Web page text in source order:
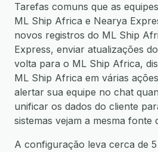
Tarefas comuns que as
ML Ship Africa e Nearya
novos registros do ML Ship
Express, enviar atualizações
volta para o ML Ship Africa,
ML Ship Africa em várias
alertar sua equipe no chat
unificar os dados do cliente
sistemas vejam a mesma fonte
A configuração leva cerca de